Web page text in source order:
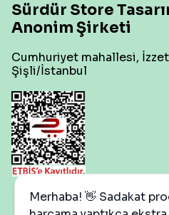
Sürdür Store
Anonim Şirketi
Cumhuriyet mahallesi,
Şişli/İstanbul
Merhaba! 👋 Sadakat